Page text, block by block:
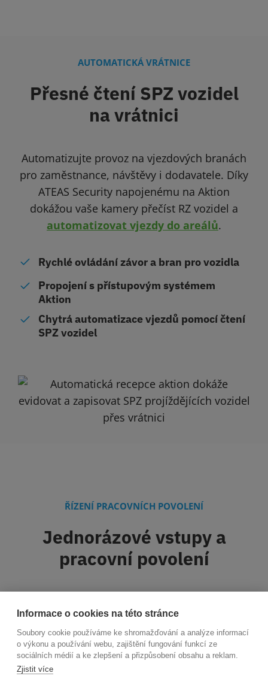
AUTOMATICKÁ VRÁTNICE
Přesné čtení SPZ vozidel
na vrátnici
Automatizujte provoz na vjezdových branách
pro zaměstnance, návštěvy i dodavatele. Díky
ATEAS Security napojenému na Aktion
dokážou vaše kamery přečíst RZ vozidel a
automatizovat vjezdy do areálů.
Rychlé ovládání závor a bran pro vozidla
Propojení s přístupovým systémem
Aktion
Chytrá automatizace vjezdů pomocí čtení
SPZ vozidel
ŘÍZENÍ PRACOVNÍCH POVOLENÍ
Jednorázové vstupy a
pracovní povolení
jednorázové vstupy návštěvníků i dlouhodobé
pobyty a práce dodavatelů. To se bude hodit
pro kontroly dodržování BOZP a vydávání
Informace o cookies na této stránce
Soubory cookie používáme ke shromažďování a analýze informací
o výkonu a používání webu, zajištění fungování funkcí ze
sociálních médií a ke zlepšení a přizpůsobení obsahu a reklam.
Zjistit více